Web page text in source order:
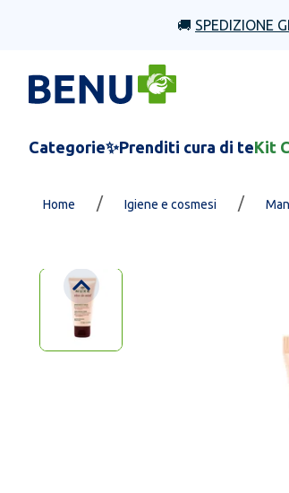
🚚 SPEDIZIONE
Categorie✨Prenditi cura di teKit
Home / Igiene e cosmesi /